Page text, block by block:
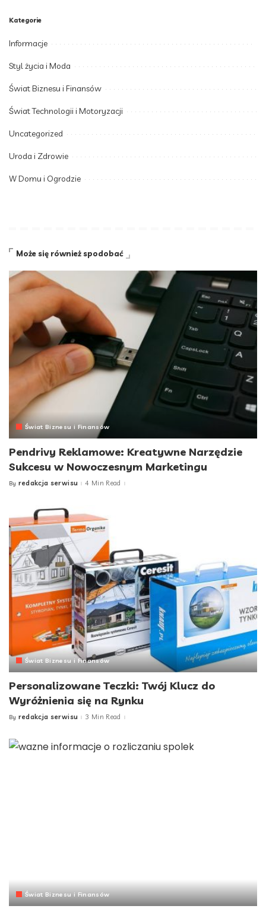
Kategorie
Informacje
Styl życia i Moda
Świat Biznesu i Finansów
Świat Technologii i Motoryzacji
Uncategorized
Uroda i Zdrowie
W Domu i Ogrodzie
Może się również spodobać
Świat Biznesu i Finansów
Pendrivy Reklamowe: Kreatywne Narzędzie
Sukcesu w Nowoczesnym Marketingu
Posted
By redakcja serwisu 4 Min Read
Świat Biznesu i Finansów
Personalizowane Teczki: Twój Klucz do
Wyróżnienia się na Rynku
Posted
By redakcja serwisu 3 Min Read
Świat Biznesu i Finansów